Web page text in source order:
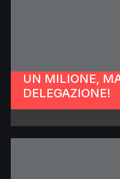
UN MILIONE,
DELEGAZIONE!